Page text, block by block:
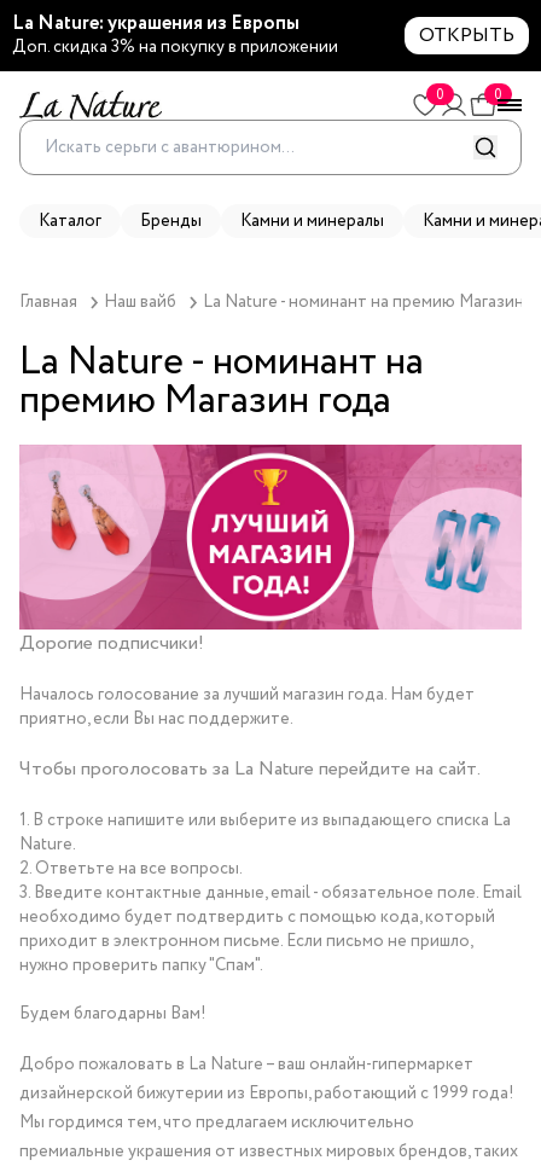
La Nature: украшения из Европы
Доп. скидка 3% на покупку в приложении ОТКРЫТЬ
0 0
Каталог Бренды Камни и минералы Камни и
Главная Наш вайб La Nature - номинант на премию Магазин
La Nature - номинант на
премию Магазин года
Дорогие подписчики!
Началось голосование за лучший магазин года. Нам будет
приятно, если Вы нас поддержите.
Чтобы проголосовать за La Nature перейдите на сайт.
1. В строке напишите или выберите из выпадающего списка La
Nature.
2. Ответьте на все вопросы.
3. Введите контактные данные, email - обязательное поле. Email
необходимо будет подтвердить с помощью кода, который
приходит в электронном письме. Если письмо не пришло,
нужно проверить папку "Спам".
Будем благодарны Вам!
Добро пожаловать в La Nature – ваш онлайн-гипермаркет
дизайнерской бижутерии из Европы, работающий с 1999 года!
Мы гордимся тем, что предлагаем исключительно
премиальные украшения от известных мировых брендов, таких